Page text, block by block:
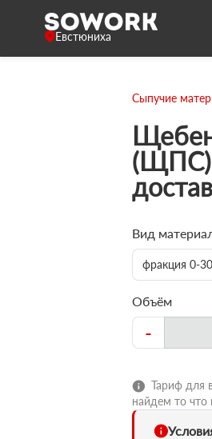
Евстюниха
Сыпучие
(ЩПС)
Вид
фракция 0-
Объём
-
Тариф для
найдем то что